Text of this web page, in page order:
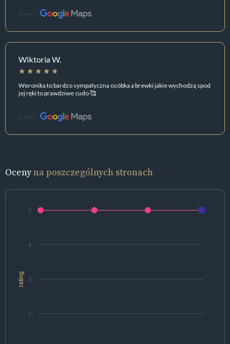
Źródło:
Wiktoria W.
Weronika to bardzo sympatyczna osóbka a brewki jakie wychodzą spod
jej ręki to prawdziwe cudo 🥰
Źródło:
Ocenyna poszczególnych stronach
rating
2
3
4
5